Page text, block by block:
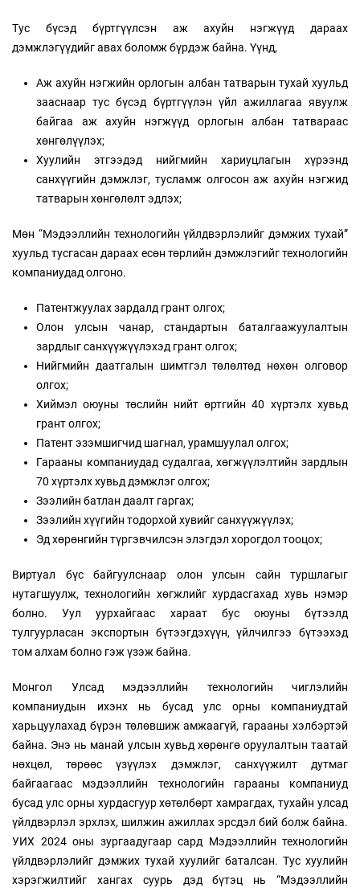
Тус бүсэд бүртгүүлсэн аж ахуйн нэгжүүд дараах
дэмжлэгүүдийг авах боломж бүрдэж байна. Үүнд,
Аж ахуйн нэгжийн орлогын албан татварын тухай хуульд
зааснаар тус бүсэд бүртгүүлэн үйл ажиллагаа явуулж
байгаа аж ахуйн нэгжүүд орлогын албан татвараас
хөнгөлүүлэх;
Хуулийн этгээдэд нийгмийн хариуцлагын хүрээнд
санхүүгийн дэмжлэг, тусламж олгосон аж ахуйн нэгжид
татварын хөнгөлөлт эдлэх;
Мөн “Мэдээллийн технологийн үйлдвэрлэлийг дэмжих тухай”
хуульд тусгасан дараах есөн төрлийн дэмжлэгийг технологийн
компаниудад олгоно.
Патентжуулах зардалд грант олгох;
Олон улсын чанар, стандартын баталгаажуулалтын
зардлыг санхүүжүүлэхэд грант олгох;
Нийгмийн даатгалын шимтгэл төлөлтөд нөхөн олговор
олгох;
Хиймэл оюуны төслийн нийт өртгийн 40 хүртэлх хувьд
грант олгох;
Патент эзэмшигчид шагнал, урамшуулал олгох;
Гарааны компаниудад судалгаа, хөгжүүлэлтийн зардлын
70 хүртэлх хувьд дэмжлэг олгох;
Зээлийн батлан даалт гаргах;
Зээлийн хүүгийн тодорхой хувийг санхүүжүүлэх;
Эд хөрөнгийн түргэвчилсэн элэгдэл хорогдол тооцох;
Виртуал бүс байгуулснаар олон улсын сайн туршлагыг
нутагшуулж, технологийн хөгжлийг хурдасгахад хувь нэмэр
болно. Уул уурхайгаас хараат бус оюуны бүтээлд
тулгуурласан экспортын бүтээгдэхүүн, үйлчилгээ бүтээхэд
том алхам болно гэж үзэж байна.
Монгол Улсад мэдээллийн технологийн чиглэлийн
компаниудын ихэнх нь бусад улс орны компаниудтай
харьцуулахад бүрэн төлөвшиж амжаагүй, гарааны хэлбэртэй
байна. Энэ нь манай улсын хувьд хөрөнгө оруулалтын таатай
нөхцөл, төрөөс үзүүлэх дэмжлэг, санхүүжилт дутмаг
байгаагаас мэдээллийн технологийн гарааны компаниуд
бусад улс орны хурдасгуур хөтөлбөрт хамрагдах, тухайн улсад
үйлдвэрлэл эрхлэх, шилжин ажиллах эрсдэл бий болж байна.
УИХ 2024 оны зургаадугаар сард Мэдээллийн технологийн
үйлдвэрлэлийг дэмжих тухай хуулийг баталсан. Тус хуулийн
хэрэгжилтийг хангах суурь дэд бүтэц нь “Мэдээллийн